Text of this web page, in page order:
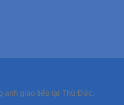
anh giao tiếp tại Thủ Đức.